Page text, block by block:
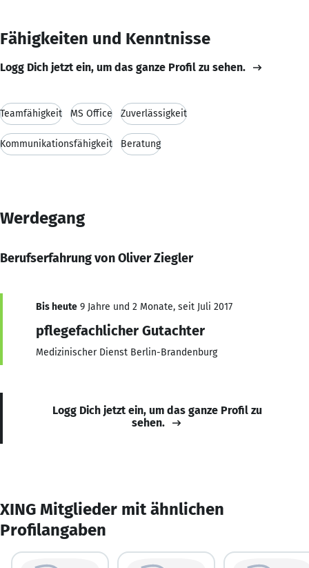
Fähigkeiten und Kenntnisse
Logg Dich jetzt ein, um das ganze Profil zu sehen.
Teamfähigkeit MS Office Zuverlässigkeit
Kommunikationsfähigkeit Beratung
Werdegang
Berufserfahrung von Oliver Ziegler
Bis heute 9 Jahre und 2 Monate, seit Juli 2017
pflegefachlicher Gutachter
Medizinischer Dienst Berlin-Brandenburg
Logg Dich jetzt ein, um das ganze Profil zu
sehen.
XING Mitglieder mit ähnlichen
Profilangaben